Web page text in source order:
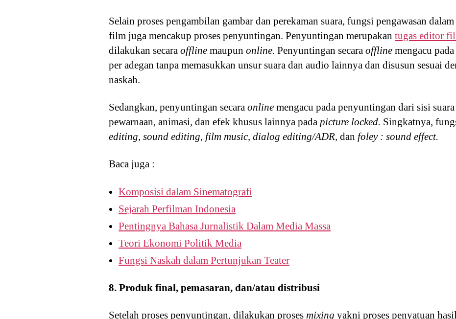
Selain proses pengambilan gambar dan perekaman suara, fungsi pengawasan
film juga mencakup proses penyuntingan. Penyuntingan merupakan tugas editor
dilakukan secara offline maupun online. Penyuntingan secara offline mengacu
per adegan tanpa memasukkan unsur suara dan audio lainnya dan disusun sesuai
naskah.
Sedangkan, penyuntingan secara online mengacu pada penyuntingan dari sisi
pewarnaan, animasi, dan efek khusus lainnya pada picture locked. Singkatnya,
editing, sound editing, film music, dialog editing/ADR, dan foley : sound effect.
Baca juga :
Komposisi dalam Sinematografi
Sejarah Perfilman Indonesia
Pentingnya Bahasa Jurnalistik Dalam Media Massa
Teori Ekonomi Politik Media
Fungsi Naskah dalam Pertunjukan Teater
8. Produk final, pemasaran, dan/atau distribusi
Setelah proses penyuntingan, dilakukan proses mixing yakni proses penyatuan